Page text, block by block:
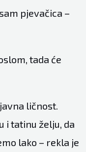
pjevačica –
tada će
ličnost.
i tatinu želju, da
lako – rekla je